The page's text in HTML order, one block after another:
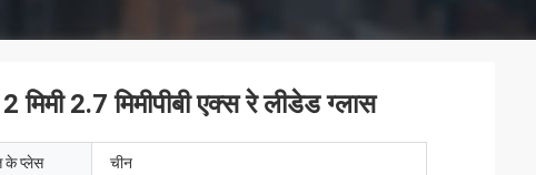
2.7 मिमीपीबी एक्स रे लीडेड ग्लास
के प्लेस चीन